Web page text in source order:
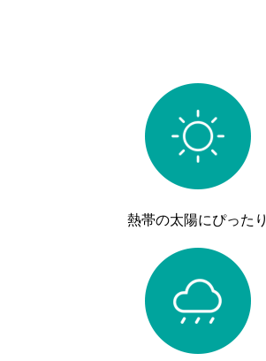
熱帯の太陽にぴったり